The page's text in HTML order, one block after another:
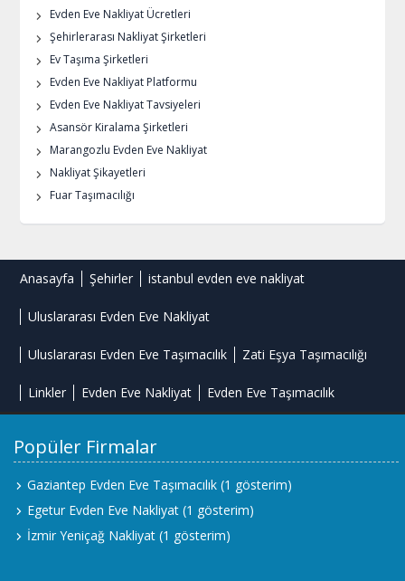
Evden Eve Nakliyat Ücretleri
Şehirlerarası Nakliyat Şirketleri
Ev Taşıma Şirketleri
Evden Eve Nakliyat Platformu
Evden Eve Nakliyat Tavsiyeleri
Asansör Kiralama Şirketleri
Marangozlu Evden Eve Nakliyat
Nakliyat Şikayetleri
Fuar Taşımacılığı
Anasayfa Şehirler istanbul evden eve nakliyat
Uluslararası Evden Eve Nakliyat
Uluslararası Evden Eve Taşımacılık Zati Eşya Taşımacılığı
Linkler Evden Eve Nakliyat Evden Eve Taşımacılık
Popüler Firmalar
Gaziantep Evden Eve Taşımacılık (1 gösterim)
Egetur Evden Eve Nakliyat (1 gösterim)
İzmir Yeniçağ Nakliyat (1 gösterim)